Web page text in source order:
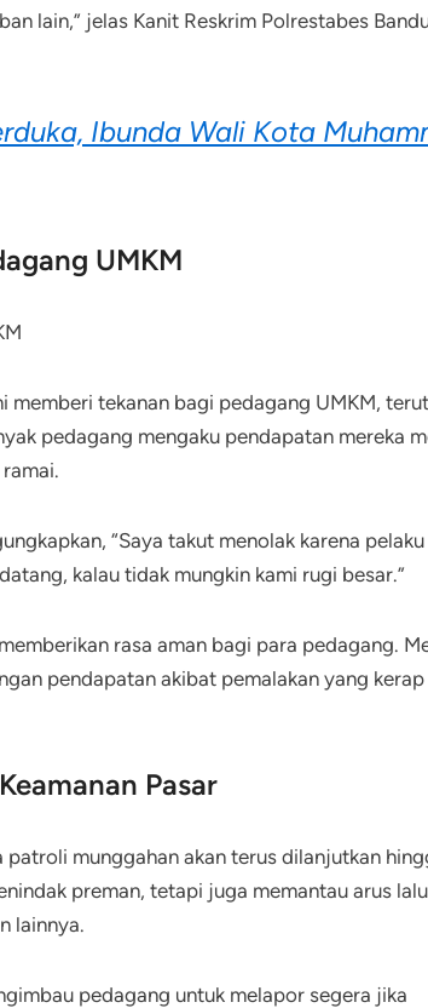
lain,” jelas Kanit Reskrim Polrestabes
Ibunda Wali Kota
UMKM
memberi tekanan bagi pedagang UMKM,
pedagang mengaku pendapatan mereka
“Saya takut menolak karena
kalau tidak mungkin kami rugi besar.”
rasa aman bagi para pedagang.
pendapatan akibat pemalakan yang
Pasar
munggahan akan terus dilanjutkan
preman, tetapi juga memantau arus
lainnya.
pedagang untuk melapor segera jika